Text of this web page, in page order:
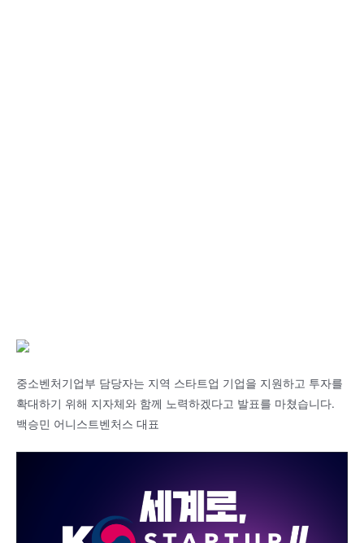
중소벤처기업부 담당자는 지역 스타트업 기업을 지원하고 투자를
확대하기 위해 지자체와 함께 노력하겠다고 발표를 마쳤습니다.
백승민 어니스트벤처스 대표